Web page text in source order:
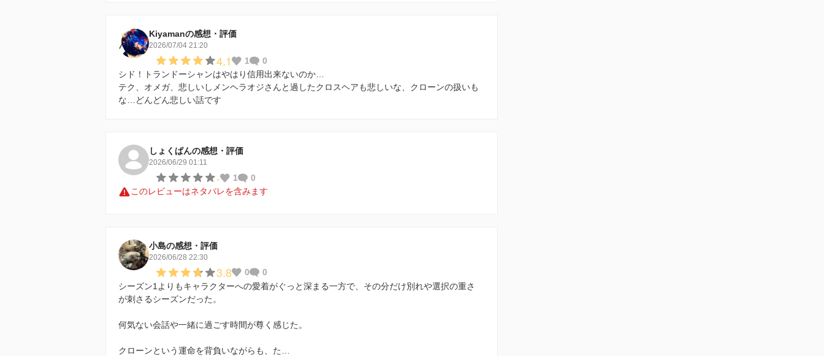
Kiyamanの感想・評価
2026/07/04 21:20
4.1 1
0
シド！トランドーシャンはやはり信用出来ないのか…
テク、オメガ、悲しいしメンヘラオジさんと過したクロスヘアも悲しいな、クローンの扱いも
な…どんどん悲しい話です
しょくぱんの感想・評価
2026/06/29 01:11
- 1
0
このレビューはネタバレを含みます
小島の感想・評価
2026/06/28 22:30
3.8 0
0
シーズン1よりもキャラクターへの愛着がぐっと深まる一方で、その分だけ別れや選択の重さ
が刺さるシーズンだった。
何気ない会話や一緒に過ごす時間が尊く感じた。
クローンという運命を背負いながらも、た…